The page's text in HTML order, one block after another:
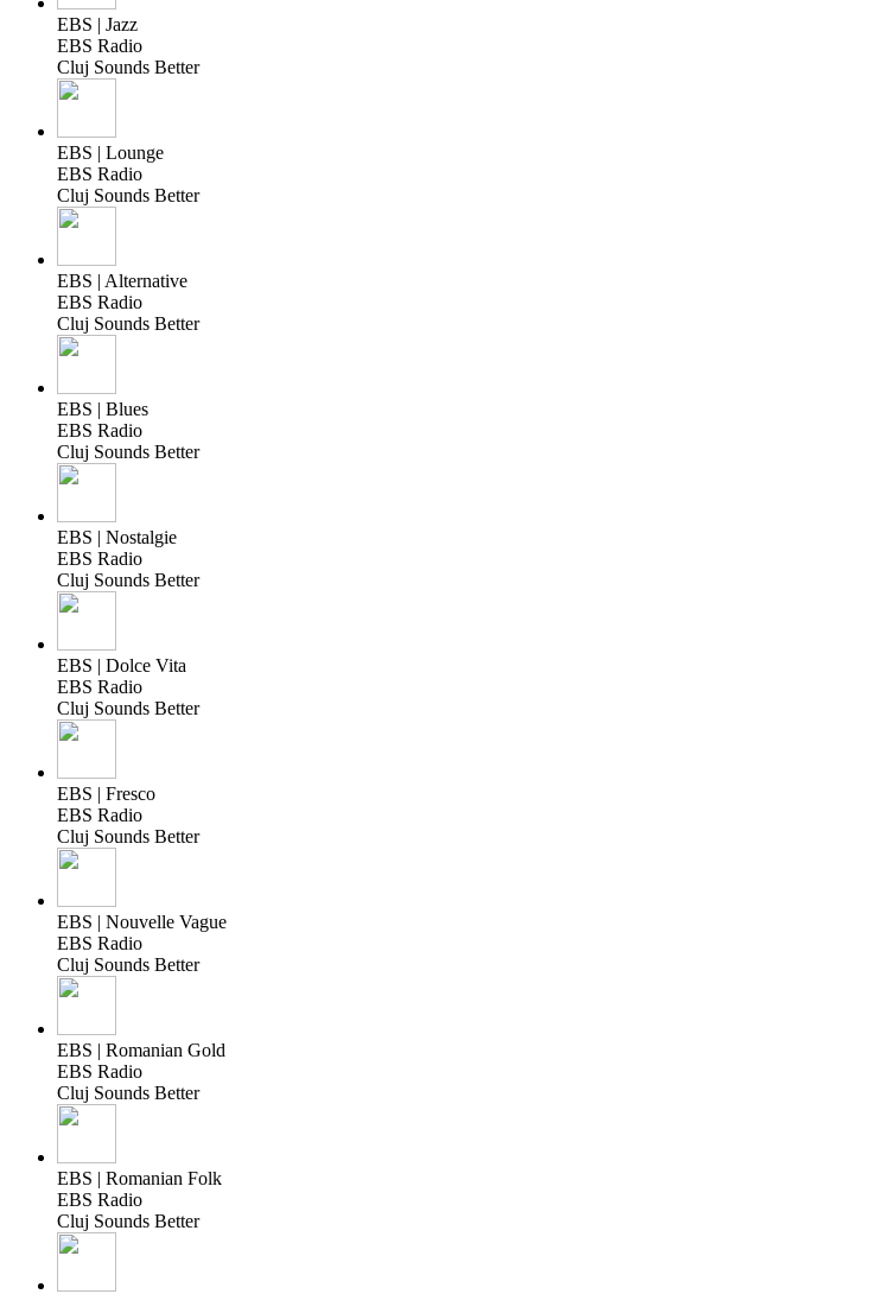
EBS | Jazz
EBS Radio
Cluj Sounds Better
EBS | Lounge
EBS Radio
Cluj Sounds Better
EBS | Alternative
EBS Radio
Cluj Sounds Better
EBS | Blues
EBS Radio
Cluj Sounds Better
EBS | Nostalgie
EBS Radio
Cluj Sounds Better
EBS | Dolce Vita
EBS Radio
Cluj Sounds Better
EBS | Fresco
EBS Radio
Cluj Sounds Better
EBS | Nouvelle Vague
EBS Radio
Cluj Sounds Better
EBS | Romanian Gold
EBS Radio
Cluj Sounds Better
EBS | Romanian Folk
EBS Radio
Cluj Sounds Better